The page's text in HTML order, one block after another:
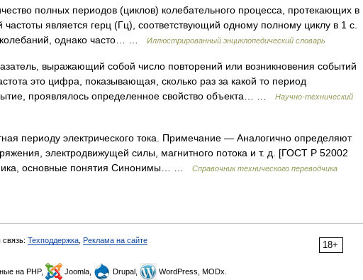
полных периодов (циклов) колебательного процесса, протекающих в
является герц (Гц), соответствующий одному полному циклу в 1 с.
колебаний, однако часто… …
Иллюстрированный энциклопедический словарь
выражающий собой число повторений или возникновения событий
это цифра, показывающая, сколько раз за какой то период
проявлялось определенное свойство объекта… …
Научно-технический
периоду электрического тока. Примечание — Аналогично определяют
электродвижущей силы, магнитного потока и т. д. [ГОСТ Р 52002
основные понятия Синонимы… …
Справочник технического переводчика
18+
Техподдержка Реклама на сайте
на PHP, Joomla, Drupal, WordPress, MODx.